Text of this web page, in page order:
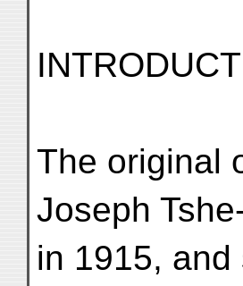
The original
Joseph
in 1915,